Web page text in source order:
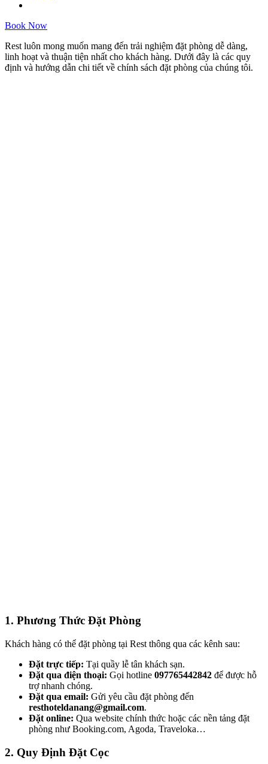
Book Now
Rest luôn mong muốn mang đến trải nghiệm đặt phòng dễ dàng,
linh hoạt và thuận tiện nhất cho khách hàng. Dưới đây là các quy
định và hướng dẫn chi tiết về chính sách đặt phòng của chúng tôi.
1. Phương Thức Đặt Phòng
Khách hàng có thể đặt phòng tại Rest thông qua các kênh sau:
Đặt trực tiếp: Tại quầy lễ tân khách sạn.
Đặt qua điện thoại: Gọi hotline 097765442842 để được hỗ
trợ nhanh chóng.
Đặt qua email: Gửi yêu cầu đặt phòng đến
resthoteldanang@gmail.com.
Đặt online: Qua website chính thức hoặc các nền tảng đặt
phòng như Booking.com, Agoda, Traveloka…
2. Quy Định Đặt Cọc